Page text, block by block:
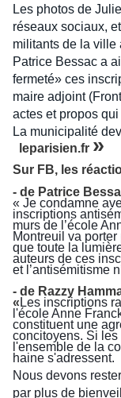
Les photos de
réseaux sociaux,
militants de la ville
Patrice Bessac a
fermeté» ces
maire adjoint
actes et propos qui
La municipalité
leparisien.fr »
Sur FB, les
- de Patrice
« Je condamne
inscriptions
murs de l’école
Montreuil va
que toute la
auteurs de ces
et l’antisémitisme
- de Razzy
« Les inscriptions
l'école Anne
constituent une
concitoyens. Si
l'ensemble de la
haine s'adressent.
Nous devons
par plus de